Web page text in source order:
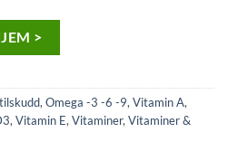
>
,Omega -3 -6 -9,Vitamin A,
,Vitamin E,Vitaminer,Vitaminer &